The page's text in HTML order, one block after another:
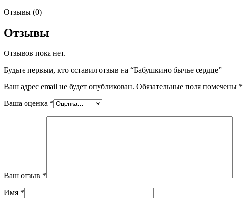
Отзывы (0)
Отзывы
Отзывов пока нет.
Будьте первым, кто оставил отзыв на “Бабушкино бычье сердце”
Ваш адрес email не будет опубликован. Обязательные поля помечены *
Ваша оценка *
Ваш отзыв *
Имя *